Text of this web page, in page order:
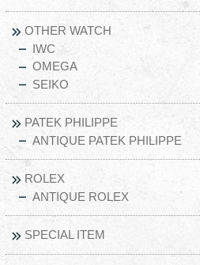
OTHER WATCH
IWC
OMEGA
SEIKO
PATEK PHILIPPE
ANTIQUE PATEK PHILIPPE
ROLEX
ANTIQUE ROLEX
SPECIAL ITEM